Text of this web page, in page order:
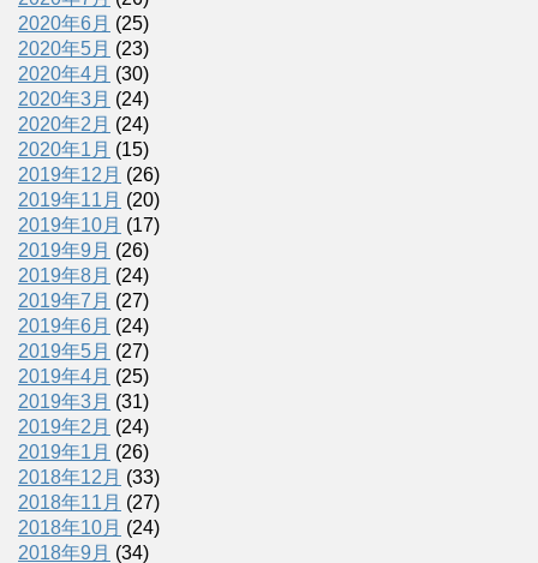
2020年6月 (25)
2020年5月 (23)
2020年4月 (30)
2020年3月 (24)
2020年2月 (24)
2020年1月 (15)
2019年12月 (26)
2019年11月 (20)
2019年10月 (17)
2019年9月 (26)
2019年8月 (24)
2019年7月 (27)
2019年6月 (24)
2019年5月 (27)
2019年4月 (25)
2019年3月 (31)
2019年2月 (24)
2019年1月 (26)
2018年12月 (33)
2018年11月 (27)
2018年10月 (24)
2018年9月 (34)